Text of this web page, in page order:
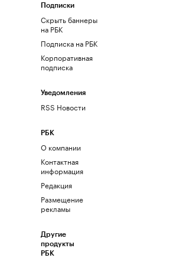
Подписки
Скрыть баннеры
на РБК
Подписка на РБК
Корпоративная
подписка
Уведомления
RSS Новости
РБК
О компании
Контактная
информация
Редакция
Размещение
рекламы
Другие
продукты
РБК